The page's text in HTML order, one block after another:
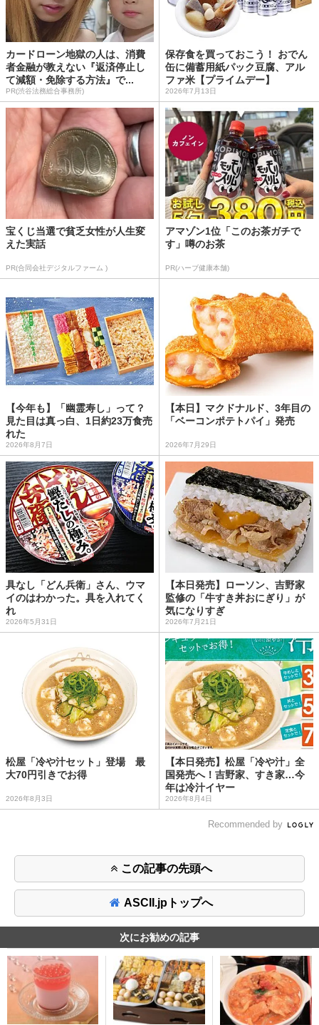
カードローン地獄の人は、消費
者金融が教えない『返済停止し
て減額・免除する方法』で...
PR(渋谷法務総合事務所)
保存食を買っておこう！ おでん
缶に備蓄用紙パック豆腐、アル
ファ米【プライムデー】
2026年7月13日
宝くじ当選で貧乏女性が人生変
えた実話
PR(合同会社デジタルファーム )
アマゾン1位「このお茶ガチで
す」噂のお茶
PR(ハーブ健康本舗)
【今年も】「幽霊寿し」って？
見た目は真っ白、1日約23万食売
れた
2026年8月7日
【本日】マクドナルド、3年目の
「ベーコンポテトパイ」発売
2026年7月29日
具なし「どん兵衛」さん、ウマ
イのはわかった。具を入れてく
れ
2026年5月31日
【本日発売】ローソン、吉野家
監修の「牛すき丼おにぎり」が
気になりすぎ
2026年7月21日
松屋「冷や汁セット」登場 最
大70円引きでお得
2026年8月3日
【本日発売】松屋「冷や汁」全
国発売へ！吉野家、すき家…今
年は冷汁イヤー
2026年8月4日
Recommended by
この記事の先頭へ
ASCII.jpトップへ
次にお勧めの記事